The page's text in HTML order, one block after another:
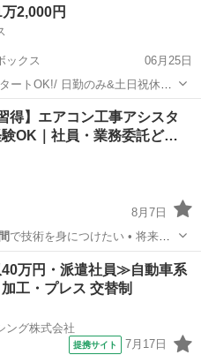
2,000円
ックス
06月25日
ートOK!/ 日勤のみ&土日祝休み
後の長期切替も歓迎 研修+祝い
速道路での警備のお仕事で
得】エアコン工事アシスタ
験OK｜社員・業務委託ど…
8月7日
で技術を身につけたい • 将来独
の他 業務委託
万円・派遣社員≫自動車系
工・プレス 交替制
ング株式会社
提携サイト 7月17日